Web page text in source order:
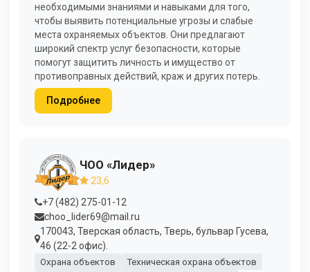
необходимыми знаниями и навыками для того,
чтобы выявить потенциальные угрозы и слабые
места охраняемых объектов. Они предлагают
широкий спектр услуг безопасности, которые
помогут защитить личность и имущество от
противоправных действий, краж и других потерь.
Подробнее
ЧОО «Лидер»
23,6
+7 (482) 275-01-12
choo_lider69@mail.ru
170043, Тверская область, Тверь, бульвар Гусева,
46 (22-2 офис).
Охрана объектов
Техническая охрана объектов